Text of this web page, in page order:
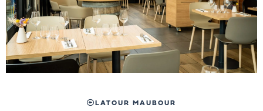
LATOUR MAUBOUR